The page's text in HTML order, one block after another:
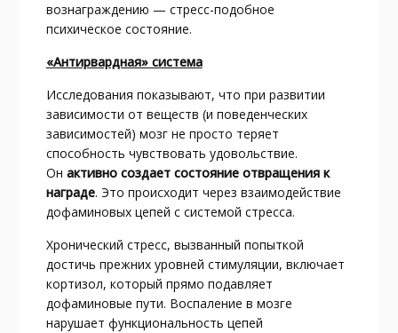
вознаграждению — стресс-подобное
психическое состояние.​
«Антирвардная» система
Исследования показывают, что при развитии
зависимости от веществ (и поведенческих
зависимостей) мозг не просто теряет
способность чувствовать удовольствие.
Он активно создает состояние отвращения к
награде. Это происходит через взаимодействие
дофаминовых цепей с системой стресса.
Хронический стресс, вызванный попыткой
достичь прежних уровней стимуляции, включает
кортизол, который прямо подавляет
дофаминовые пути. Воспаление в мозге
нарушает функциональность цепей